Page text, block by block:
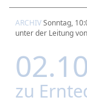
ARCHIVSonntag,
unter der Leitung
zu